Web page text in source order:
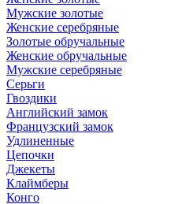
Мужские золотые
Женские серебряные
Золотые обручальные
Женские обручальные
Мужские серебряные
Серьги
Гвоздики
Английский замок
Французский замок
Удлиненные
Цепочки
Джекеты
Клаймберы
Конго